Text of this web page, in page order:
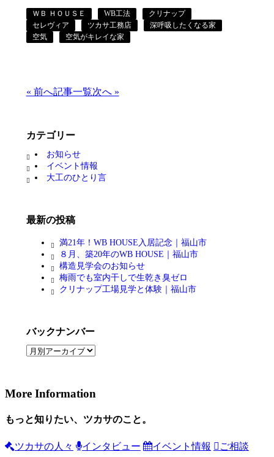
Facebook
X Email
ＷＢ ＨＯＵＳＥ WB工法
クリナップ
セレヴィア
ツカサ工務店
深呼吸したくなる家
空気
空気がキレイな家
« 前へ記事一覧次へ »
カテゴリー
お知らせ
イベント情報
大工のひとり言
最新の投稿
満21年！WB HOUSE入居記念｜福山市
８月、築20年のWB HOUSE｜福山市
構造見学会のお知らせ
梅雨でも室内干しで生乾き臭ゼロ
クリナップ工場見学と体験｜福山市
バックナンバー
More Information
もっと知りたい、ツカサのこと。
ツカサの人々 インタビュー イベント情報 ご相談